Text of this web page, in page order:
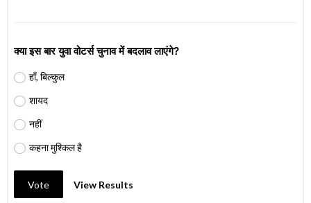
क्या इस बार युवा वोटर्स चुनाव में बदलाव लाएंगे?
हाँ, बिल्कुल
शायद
नहीं
कहना मुश्किल है
Vote View Results